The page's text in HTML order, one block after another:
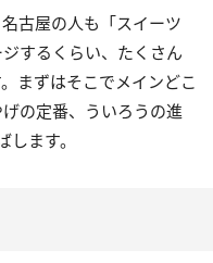
古屋の人も「スイーツ
するくらい、たくさん
まずはそこでメインどこ
の定番、ういろうの進
ます。